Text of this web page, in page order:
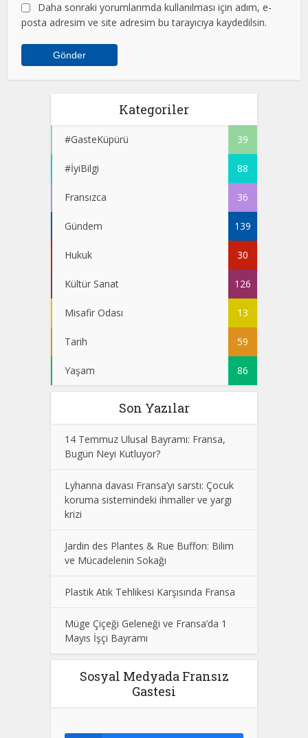
Daha sonraki yorumlarımda kullanılması için adım, e-
posta adresim ve site adresim bu tarayıcıya kaydedilsin.
Kategoriler
#GasteKüpürü 39
#İyiBilgi 88
Fransızca 36
Gündem 139
Hukuk 30
Kültür Sanat 126
Misafir Odası 13
Tarih 59
Yaşam 86
Son Yazılar
14 Temmuz Ulusal Bayramı: Fransa,
Bugün Neyi Kutluyor?
Lyhanna davası Fransa’yı sarstı: Çocuk
koruma sistemindeki ihmaller ve yargı
krizi
Jardin des Plantes & Rue Buffon: Bilim
ve Mücadelenin Sokağı
Plastik Atık Tehlikesi Karşısında Fransa
Müge Çiçeği Geleneği ve Fransa’da 1
Mayıs İşçi Bayramı
Sosyal Medyada Fransız
Gastesi